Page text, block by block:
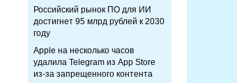
Российский рынок ПО для ИИ
достигнет 95 млрд рублей к 2030
году
Apple на несколько часов
удалила Telegram из App Store
из-за запрещенного контента